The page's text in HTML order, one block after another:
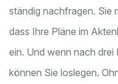
ständig nachfragen. Sie
dass Ihre Pläne im
ein. Und wenn nach
können Sie loslegen.